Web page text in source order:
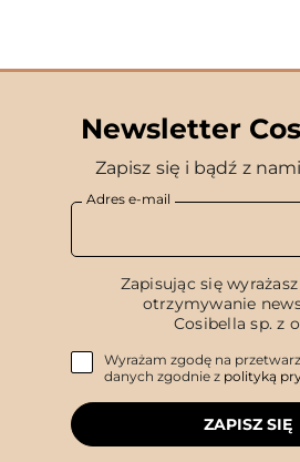
Newsletter
Zapisz się i bądź z
Adres e-mail
Zapisując się
otrzymywanie
Cosibella sp. z
Wyrażam zgodę na
danych zgodnie z polityką
ZAPISZ SIĘ